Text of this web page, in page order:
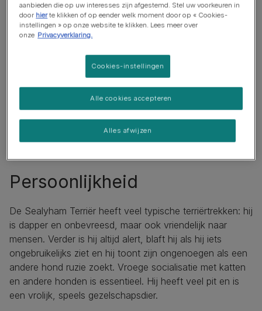
Persoonlijkheid
De Sealyham Terriër heeft veel typische terriërtrekken: hij
is dapper en onbevreesd, maar ook vriendelijk naar
mensen. Verder is hij altijd alert, blaft hij als hij iets
ongebruikelijks ziet en hij toont zijn ongenoegen als een
andere hond ruzie zoekt. Vroege socialisatie met katten
en andere honden is essentieel. Hij heeft veel pit en is
een vrolijk, speels gezelschapsdier.
aanbieden die op uw interesses zijn afgestemd. Stel uw voorkeuren in
door hierte klikken of op eender welk moment door op « Cookies-
instellingen » op onze website te klikken. Lees meer over
onze Privacyverklaring.
Cookies-instellingen
Alles afwijzen
Alle cookies accepteren